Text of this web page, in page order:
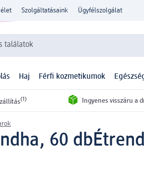
élet Szolgáltatásaink Ügyfélszolgálat
találatok
Haj Férfi kozmetikumok
(1) Ingyenes visszáru a
60 db